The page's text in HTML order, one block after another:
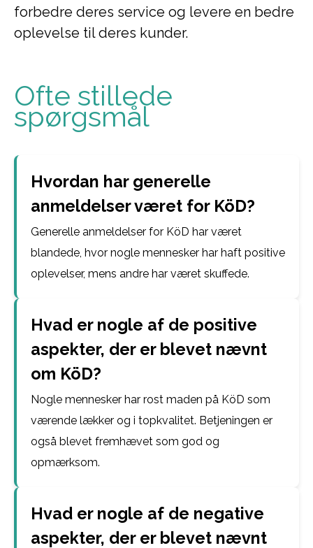
forbedre deres service og levere en bedre
oplevelse til deres kunder.
Ofte stillede
spørgsmål
Hvordan har generelle
anmeldelser været for KöD?
Generelle anmeldelser for KöD har været
blandede, hvor nogle mennesker har haft positive
oplevelser, mens andre har været skuffede.
Hvad er nogle af de positive
aspekter, der er blevet nævnt
om KöD?
Nogle mennesker har rost maden på KöD som
værende lækker og i topkvalitet. Betjeningen er
også blevet fremhævet som god og
opmærksom.
Hvad er nogle af de negative
aspekter, der er blevet nævnt